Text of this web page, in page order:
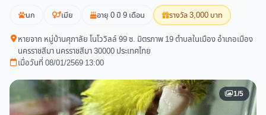
นก เมีย อายุ 0 ปี 9 เดือน รางวัล 3,000 บาท
หายจาก หมู่บ้านศุภาลัย โนโววิลล์ 99 ซ. มิตรภาพ 19 ตำบลในเมือง อำเภอเมือง
นครราชสีมา นครราชสีมา 30000 ประเทศไทย
เมื่อวันที่ 08/01/2569 13:00
1/5